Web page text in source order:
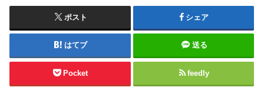
ポスト シェア
はてブ 送る
Pocket feedly